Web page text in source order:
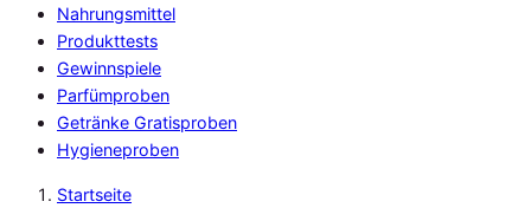
Nahrungsmittel
Produkttests
Gewinnspiele
Parfümproben
Getränke Gratisproben
Hygieneproben
Startseite